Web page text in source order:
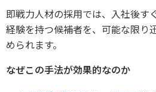
即戦力人材の採用では、入社後す
経験を持つ候補者を、可能な限り
められます。
なぜこの手法が効果的なのか